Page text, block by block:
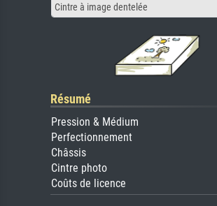
Cintre à image dentelée
Résumé
Pression & Médium
Perfectionnement
Châssis
Cintre photo
Coûts de licence